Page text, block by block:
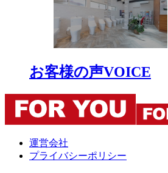
お客様の声VOICE
運営会社
プライバシーポリシー